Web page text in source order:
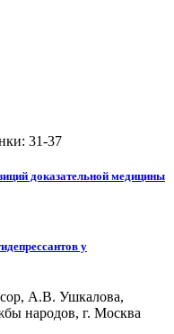
31-37
доказательной медицины
у
А.В. Ушкалова,
народов, г. Москва